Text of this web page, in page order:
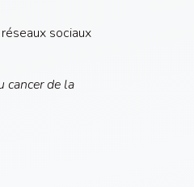
sociaux
cancer de la